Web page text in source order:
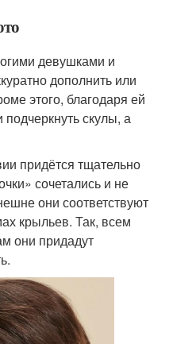
девушками и
дополнить или
этого, благодаря ей
скулы, а
придётся тщательно
сочетались и не
они соответствуют
крыльев. Так, всем
они придадут